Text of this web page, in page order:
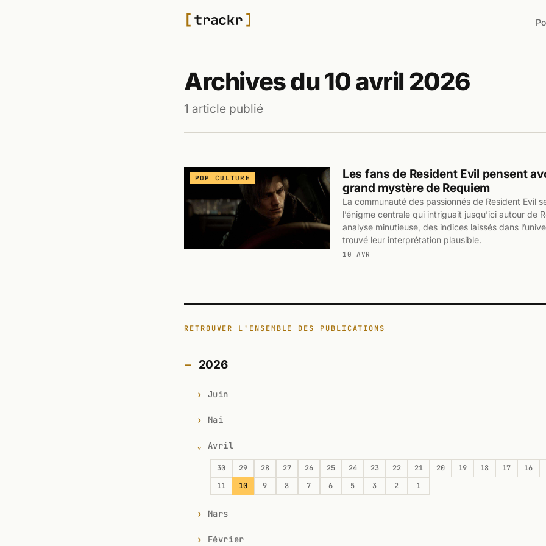
Archives du 10 avril 2026
1 article publié
POP CULTURE
Les fans de Resident Evil pensent
grand mystère de Requiem
La communauté des passionnés de Resident Evil
l’énigme centrale qui intriguait jusqu’ici autour de
analyse minutieuse, des indices laissés dans
trouvé leur interprétation plausible.
10 AVR
RETROUVER L'ENSEMBLE DES PUBLICATIONS
2026
Juin
Mai
Avril
30 29 28 27 26 25 24 23 22 21 20 19 18 17 16
11
10 9 8 7 6 5 3 2 1
Mars
Février